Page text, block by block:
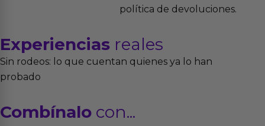
política de devoluciones.
Experiencias reales
Sin rodeos: lo que cuentan quienes ya lo han
probado
Combínalo con...